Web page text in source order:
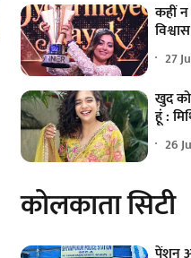
कहीं
27
खुद
हूं :
26
कोलकाता सिटी